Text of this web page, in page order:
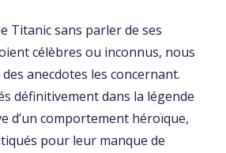
Titanic sans parler de ses
célèbres ou inconnus, nous
anecdotes les concernant.
définitivement dans la légende
d’un comportement héroïque,
pour leur manque de